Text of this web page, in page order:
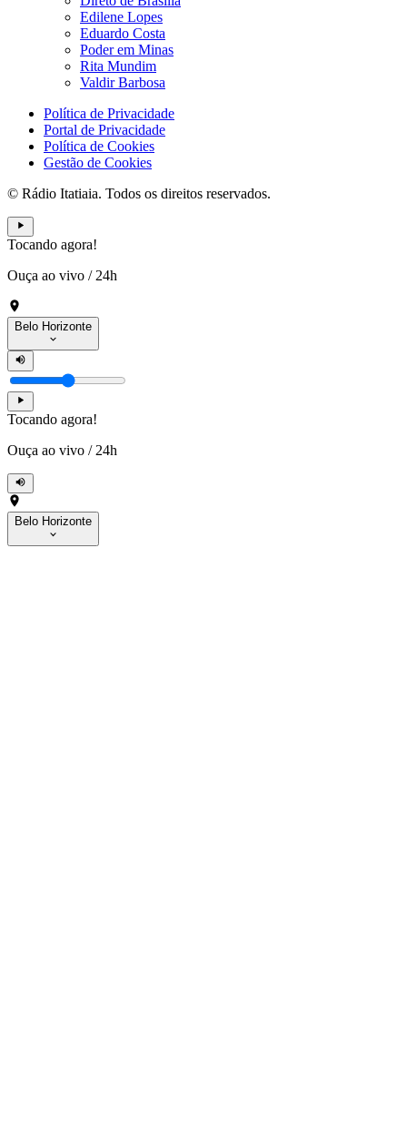
Edilene Lopes
Eduardo Costa
Poder em Minas
Rita Mundim
Valdir Barbosa
Política de Privacidade
Portal de Privacidade
Política de Cookies
Gestão de Cookies
© Rádio Itatiaia. Todos os direitos reservados.
Tocando agora!
Ouça ao vivo / 24h
Belo Horizonte
Tocando agora!
Ouça ao vivo / 24h
Belo Horizonte